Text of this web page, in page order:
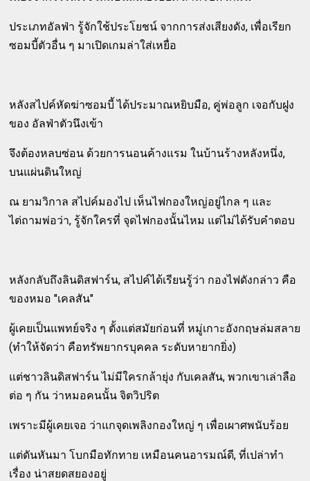
ประเภทอัลฟ่า รู้จักใช้ประโยชน์ จากการส่งเสียงดัง, เพื่อเรียก
ซอมบี้ตัวอื่น ๆ มาเปิดเกมล่าใส่เหยื่อ
หลังสไปค์หัดฆ่าซอมบี้ ได้ประมาณหยิบมือ, คู่พ่อลูก เจอกับฝูง
ของ อัลฟ่าตัวนึงเข้า
จึงต้องหลบซ่อน ด้วยการนอนค้างแรม ในบ้านร้างหลังหนึ่ง,
บนแผ่นดินใหญ่
ณ ยามวิกาล สไปค์มองไป เห็นไฟกองใหญ่อยู่ไกล ๆ และ
ไต่ถามพ่อว่า, รู้จักใครที่ จุดไฟกองนั้นไหม แต่ไม่ได้รับคำตอบ
หลังกลับถึงลินดิสฟาร์น, สไปค์ได้เรียนรู้ว่า กองไฟดังกล่าว คือ
ของหมอ "เคลสัน"
ผู้เคยเป็นแพทย์จริง ๆ ตั้งแต่สมัยก่อนที่ หมู่เกาะอังกฤษล่มสลาย
(ทำให้จัดว่า คือทรัพยากรบุคคล ระดับหายากยิ่ง)
แต่ชาวลินดิสฟาร์น ไม่มีใครกล้ายุ่ง กับเคลสัน, พวกเขาเล่าลือ
ต่อ ๆ กัน ว่าหมอคนนั้น จิตวิปริต
เพราะมีผู้เคยเจอ ว่าแกจุดเพลิงกองใหญ่ ๆ เพื่อเผาศพนับร้อย
แต่ดันหันมา โบกมือทักทาย เหมือนคนอารมณ์ดี, ที่เปล่าทำ
เรื่อง น่าสยดสยองอยู่